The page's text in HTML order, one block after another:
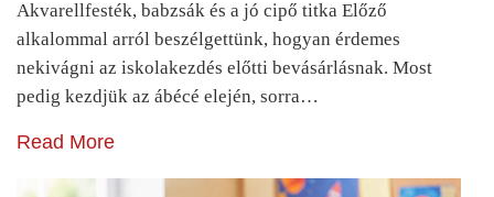
Akvarellfesték, babzsák és a jó cipő titka Előző
alkalommal arról beszélgettünk, hogyan érdemes
nekivágni az iskolakezdés előtti bevásárlásnak. Most
pedig kezdjük az ábécé elején, sorra…
Read More